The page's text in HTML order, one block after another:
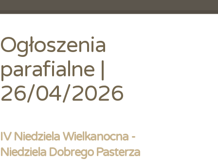
Ogłoszenia
parafialne |
26/04/2026
IV Niedziela Wielkanocna -
Niedziela Dobrego Pasterza